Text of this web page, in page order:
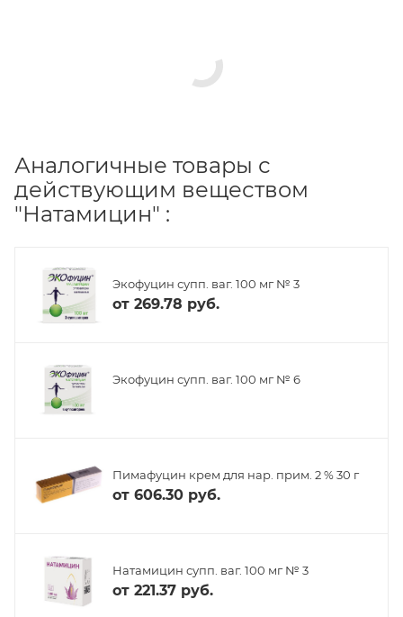
Аналогичные товары с
действующим веществом
"Натамицин" :
Экофуцин супп. ваг. 100 мг № 3
от 269.78 руб.
Экофуцин супп. ваг. 100 мг № 6
Пимафуцин крем для нар. прим. 2 % 30 г
от 606.30 руб.
Натамицин супп. ваг. 100 мг № 3
от 221.37 руб.